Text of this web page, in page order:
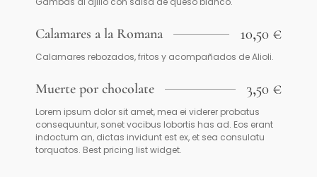
Calamares a la Romana 10,50 €
Calamares rebozados, fritos y acompañados de Alioli.
Muerte por chocolate 3,50 €
Lorem ipsum dolor sit amet, mea ei viderer probatus
consequuntur, sonet vocibus lobortis has ad. Eos erant
indoctum an, dictas invidunt est ex, et sea consulatu
torquatos. Best pricing list widget.